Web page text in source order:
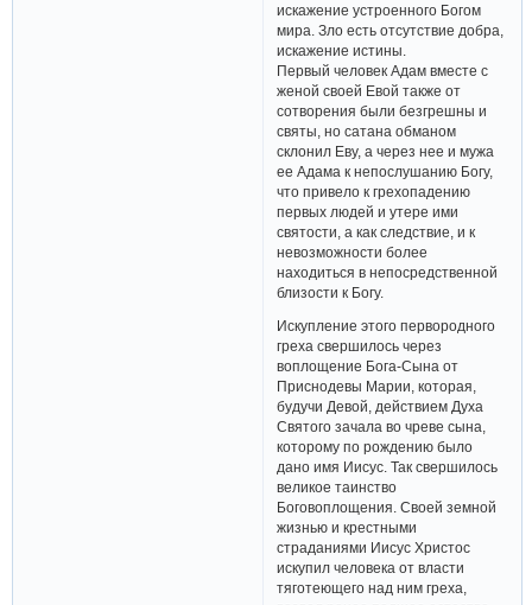
искажение устроенного Богом
мира. Зло есть отсутствие добра,
искажение истины.
Первый человек Адам вместе с
женой своей Евой также от
сотворения были безгрешны и
святы, но сатана обманом
склонил Еву, а через нее и мужа
ее Адама к непослушанию Богу,
что привело к грехопадению
первых людей и утере ими
святости, а как следствие, и к
невозможности более
находиться в непосредственной
близости к Богу.
Искупление этого первородного
греха свершилось через
воплощение Бога-Сына от
Приснодевы Марии, которая,
будучи Девой, действием Духа
Святого зачала во чреве сына,
которому по рождению было
дано имя Иисус. Так свершилось
великое таинство
Боговоплощения. Своей земной
жизнью и крестными
страданиями Иисус Христос
искупил человека от власти
тяготеющего над ним греха,